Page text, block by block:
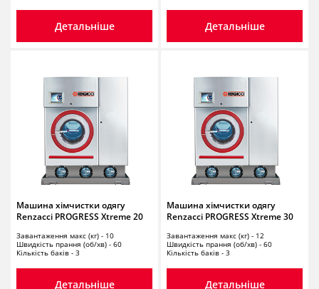
Детальніше Детальніше
Машина хімчистки одягу
Renzacci PROGRESS Xtreme 20
Завантаження макс (кг) - 10
Швидкість прання (об/хв) - 60
Кількість баків - 3
Детальніше
Машина хімчистки одягу
Renzacci PROGRESS Xtreme 30
Завантаження макс (кг) - 12
Швидкість прання (об/хв) - 60
Кількість баків - 3
Детальніше